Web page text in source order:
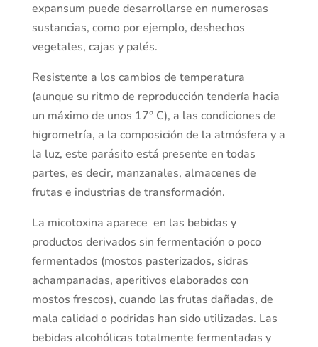
expansum puede desarrollarse en numerosas
sustancias, como por ejemplo, deshechos
vegetales, cajas y palés.
Resistente a los cambios de temperatura
(aunque su ritmo de reproducción tendería hacia
un máximo de unos 17° C), a las condiciones de
higrometría, a la composición de la atmósfera y a
la luz, este parásito está presente en todas
partes, es decir, manzanales, almacenes de
frutas e industrias de transformación.
La micotoxina aparece en las bebidas y
productos derivados sin fermentación o poco
fermentados (mostos pasterizados, sidras
achampanadas, aperitivos elaborados con
mostos frescos), cuando las frutas dañadas, de
mala calidad o podridas han sido utilizadas. Las
bebidas alcohólicas totalmente fermentadas y